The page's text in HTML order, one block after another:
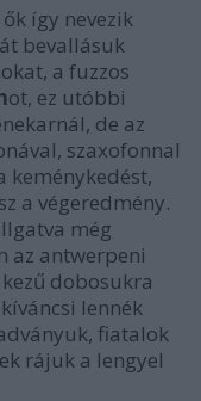
így nevezik
bevallásuk
a fuzzos
ot, ez utóbbi
de az
szaxofonnal
keménykedést,
a végeredmény.
még
az antwerpeni
dobosukra
lennék
fiatalok
rájuk a lengyel